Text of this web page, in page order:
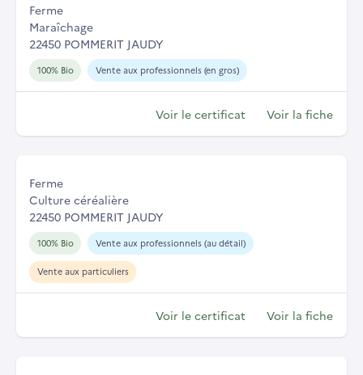
Ferme
Maraîchage
22450 POMMERIT JAUDY
100% Bio Vente aux professionnels (en gros)
Voir le certificat Voir la fiche
Ferme
Culture céréalière
22450 POMMERIT JAUDY
100% Bio Vente aux professionnels (au détail)
Vente aux particuliers
Voir le certificat Voir la fiche